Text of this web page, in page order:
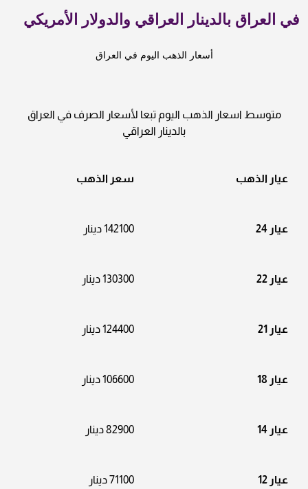
في العراق بالدينار العراقي والدولار الأمريكي
أسعار الذهب اليوم في العراق
متوسط اسعار الذهب اليوم تبعا لأسعار الصرف في العراق
بالدينار العراقي
عيار الذهب سعر الذهب
عيار 24 142100 دينار
عيار 22 130300 دينار
عيار 21 124400 دينار
عيار 18 106600 دينار
عيار 14 82900 دينار
عيار 12 71100 دينار